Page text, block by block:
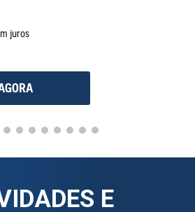
juros
E